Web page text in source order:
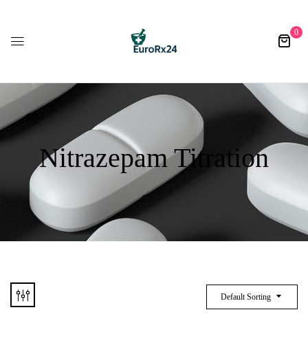
0
Nitrazepam Titration
Default Sorting